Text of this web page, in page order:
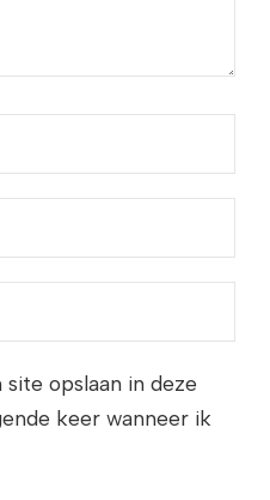
opslaan in deze
keer wanneer ik